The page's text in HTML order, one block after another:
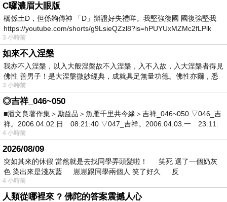
C囉濃眉大眼版
橋係土D，但係夠傳神 「D」辦證好失禮咩。我堅強復國 國復強堅我
https://youtube.com/shorts/g9LsieQZzl8?is=hPUYUxMZMc2fLPlk
3 小時前
如來不入涅槃
我亦不入涅槃，以入大般涅槃故不入涅槃，入不入故，入大涅槃者得見
佛性 善男子！是大涅槃微妙經典，成就具足無量功德。佛性亦爾，悉
3 小時前
◎吉祥_046~050
■潘文良著作集＞勵益品＞魚雁千里共今緣＞吉祥_046~050 ▽046_吉
祥。2006.04.02.日 08:21:40 ▽047_吉祥。2006.04.03.一 23:11:
4 小時前
2026/08/09
突如其來的休假 當然就是去找同學弄頭髮啦！ 笑死 選了一個奶灰
色 染出來是淺灰藍 崽崽跟同學兩個人 笑了好久 反
4 小時前
人類從哪裡來 ? 佛陀的答案震撼人心